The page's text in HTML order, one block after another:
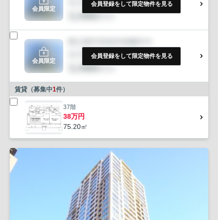
会員限定
会員登録をして限定物件を見る
会員限定
会員登録をして限定物件を見る
賃貸（募集中1件）
37階
38万円
75.20㎡